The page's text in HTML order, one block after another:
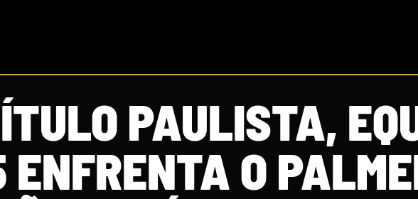
PAULISTA,
ENFRENTA O